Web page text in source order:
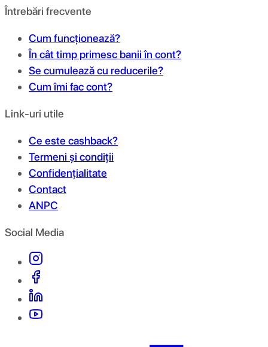
Întrebări frecvente
Cum funcționează?
În cât timp primesc banii în cont?
Se cumulează cu reducerile?
Cum îmi fac cont?
Link-uri utile
Ce este cashback?
Termeni și condiții
Confidențialitate
Contact
ANPC
Social Media